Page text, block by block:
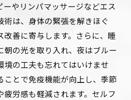
ーやリンパマッサージなどエス
術は、身体の緊張を解きほぐ
改善に寄与します。さらに、睡
朝の光を取り入れ、夜はブルー
境の工夫も忘れてはいけませ
ことで免疫機能が向上し、季節
疲労感も軽減されます。セルフ